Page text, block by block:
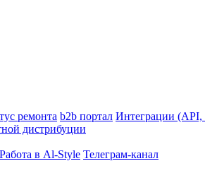
ремонта b2b портал Интеграции
дистрибуции
Работа в Al-Style Телеграм-канал